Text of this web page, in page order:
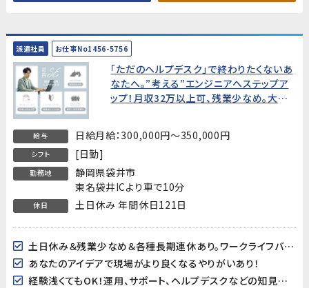
派遣社員 お仕事No1456-5756
「ただのヘルプデスク」で終わりたくないあ
なたへ。”考える”エンジニアへステップア
ップ！月収32万以上可、残業少なめ。大手
給与 日給月給：300,000円～350,000円
シフト [日勤]
勤務地
静岡県袋井市
東名袋井ICより車で10分
休日 土日休み 年間休日121日
土日休み＆残業少なめ＆各種長期連休あり。ワークライフバランスのとれたエンジニアのお仕事
あなたのアイデアで現場がより良くなるやりがいあり！
経験浅くてもOK！運用、サポート、ヘルプデスクなどの知見が活かせるお仕事